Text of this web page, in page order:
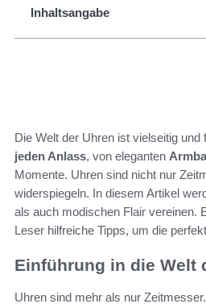
Inhaltsangabe
Die Welt der Uhren ist vielseitig
jeden Anlass, von eleganten
Momente. Uhren sind nicht nur
widerspiegeln. In diesem Artikel
als auch modischen Flair vereinen.
Leser hilfreiche Tipps, um die
Einführung in die Welt
Uhren sind mehr als nur